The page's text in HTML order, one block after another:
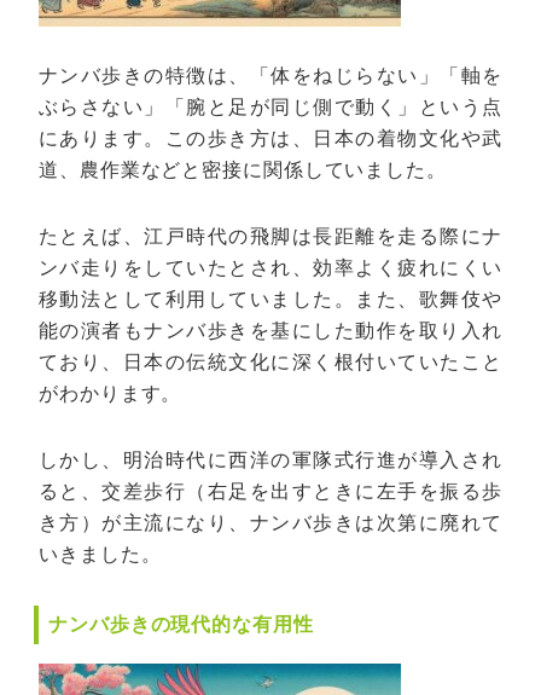
ナンバ歩きの特徴は、「体をねじらない」「軸を
ぶらさない」「腕と足が同じ側で動く」という点
にあります。この歩き方は、日本の着物文化や武
道、農作業などと密接に関係していました。
たとえば、江戸時代の飛脚は長距離を走る際にナ
ンバ走りをしていたとされ、効率よく疲れにくい
移動法として利用していました。また、歌舞伎や
能の演者もナンバ歩きを基にした動作を取り入れ
ており、日本の伝統文化に深く根付いていたこと
がわかります。
しかし、明治時代に西洋の軍隊式行進が導入され
ると、交差歩行（右足を出すときに左手を振る歩
き方）が主流になり、ナンバ歩きは次第に廃れて
いきました。
ナンバ歩きの現代的な有用性